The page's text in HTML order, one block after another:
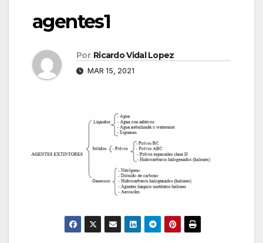
agentes1
Por Ricardo Vidal Lopez
MAR 15, 2021